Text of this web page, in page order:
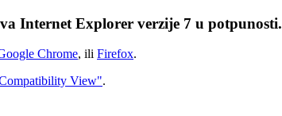
Internet Explorer verzije 7 u potpunosti.
Chrome, ili Firefox.
View".